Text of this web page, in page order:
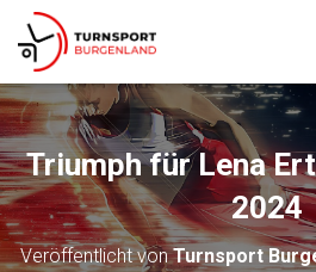
Triumph für Lena
2024
Veröffentlicht vonTurnsport